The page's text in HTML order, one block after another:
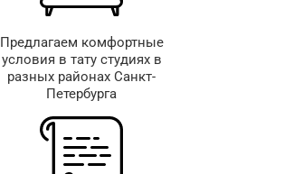
Предлагаем комфортные
условия в тату студиях в
разных районах Санкт-
Петербурга